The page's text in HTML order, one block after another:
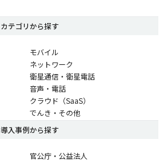
カテゴリから探す
モバイル
ネットワーク
衛星通信・衛星電話
音声・電話
クラウド（SaaS）
でんき・その他
導入事例から探す
官公庁・公益法人